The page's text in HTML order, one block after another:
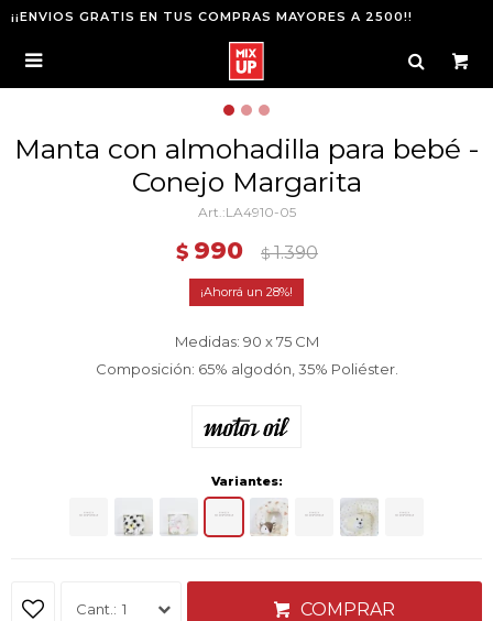
¡¡ENVIOS GRATIS EN TUS COMPRAS MAYORES A 2500!!

Manta con almohadilla para bebé -
Conejo Margarita
LA4910-05
$ 990 $ 1.390
28
Medidas: 90 x 75 CM
Composición: 65% algodón, 35% Poliéster.
Variantes:
1 COMPRAR